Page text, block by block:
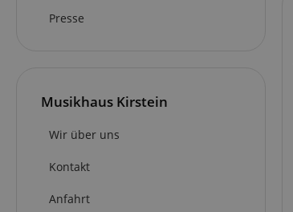
Presse
Musikhaus Kirstein
Wir über uns
Kontakt
Anfahrt